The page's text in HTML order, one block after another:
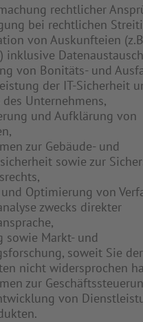
rechtlicher
bei rechtlichen
von Auskunfteien
inklusive
von Bonitäts- und
der IT-Sicherheit
Unternehmens,
und Aufklärung von
zur Gebäude- und
sowie zur
Optimierung von
zwecks direkter
sowie Markt- und
soweit Sie
nicht widersprochen
zur
von